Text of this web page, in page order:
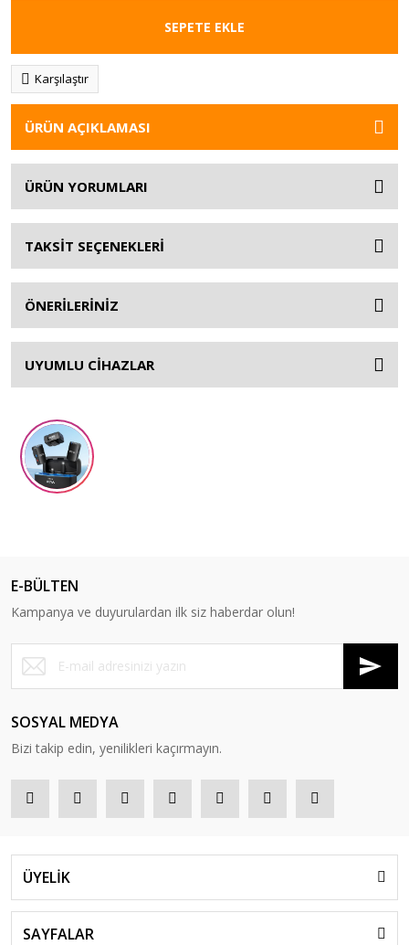
SEPETE EKLE
Karşılaştır
ÜRÜN AÇIKLAMASI
ÜRÜN YORUMLARI
TAKSİT SEÇENEKLERİ
ÖNERİLERİNİZ
UYUMLU CİHAZLAR
E-BÜLTEN
Kampanya ve duyurulardan ilk siz haberdar olun!
SOSYAL MEDYA
Bizi takip edin, yenilikleri kaçırmayın.
ÜYELİK
SAYFALAR